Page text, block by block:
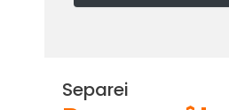
Separei